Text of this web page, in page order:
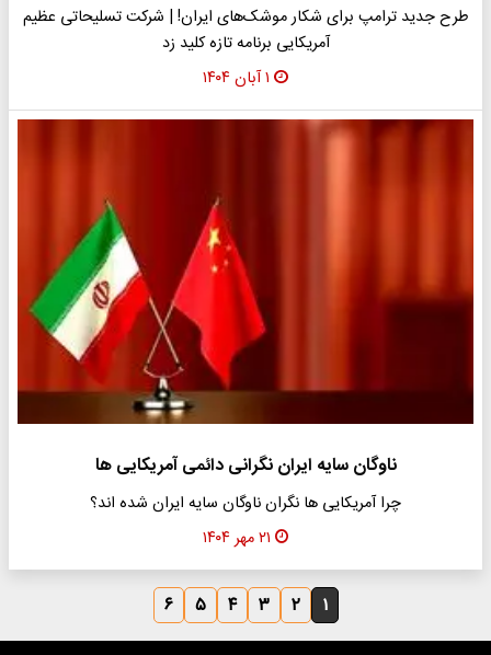
طرح جدید ترامپ برای شکار موشک‌های ایران! | شرکت تسلیحاتی عظیم
آمریکایی برنامه تازه کلید زد
۱ آبان ۱۴۰۴
ناوگان سایه ایران نگرانی دائمی آمریکایی ها
چرا آمریکایی ها نگران ناوگان سایه ایران شده اند؟
۲۱ مهر ۱۴۰۴
۱ ۲ ۳ ۴ ۵ ۶